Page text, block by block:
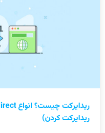
ریدایرکت کردن)